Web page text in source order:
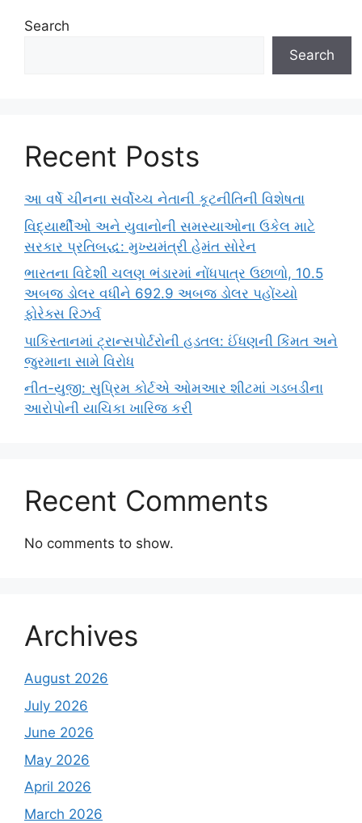
Search
Search
Recent Posts
આ વર્ષે ચીનના સર્વોચ્ચ નેતાની કૂટનીતિની વિશેષતા
વિદ્યાર્થીઓ અને યુવાનોની સમસ્યાઓના ઉકેલ માટે
સરકાર પ્રતિબદ્ધ: મુખ્યમંત્રી હેમંત સોરેન
ભારતના વિદેશી ચલણ ભંડારમાં નોંધપાત્ર ઉછાળો, 10.5
અબજ ડોલર વધીને 692.9 અબજ ડોલર પહોંચ્યો
ફોરેક્સ રિઝર્વ
પાકિસ્તાનમાં ટ્રાન્સપોર્ટરોની હડતલ: ઈંધણની કિંમત અને
જુરમાના સામે વિરોધ
નીત-યુજી: સુપ્રિમ કોર્ટએ ઓમઆર શીટમાં ગડબડીના
આરોપોની યાચિકા ખારિજ કરી
Recent Comments
No comments to show.
Archives
August 2026
July 2026
June 2026
May 2026
April 2026
March 2026